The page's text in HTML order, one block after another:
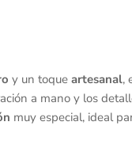
y un toque artesanal,
a mano y los
muy especial, ideal